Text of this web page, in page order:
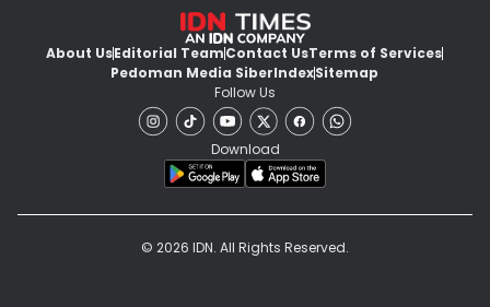
About UsEditorial TeamContact UsTerms of Services
Pedoman Media SiberIndexSitemap
Follow Us
Download
© 2026 IDN. All Rights Reserved.